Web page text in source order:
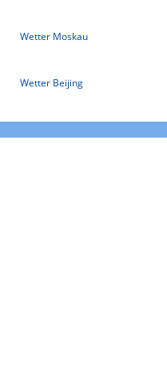
Wetter Moskau
Wetter Beijing